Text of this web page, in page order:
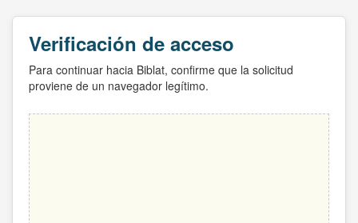
Verificación de acceso
Para continuar hacia Biblat, confirme que la solicitud
proviene de un navegador legítimo.